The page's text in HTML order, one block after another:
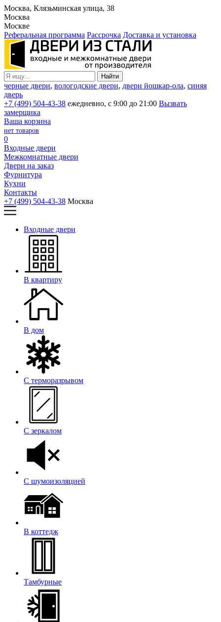
Москва, Клязьминская улица, 38
Москва
Москве
Реферальная программа Рассрочка Доставка и установка
черные двери, вологодские двери, двери йошкар-ола, синяя
дверь
+7 (499) 504-43-38 ежедневно, с 9:00 до 21:00 Вызвать
замерщика
Ваша корзина
нет товаров
0
Входные двери
Межкомнатные двери
Двери на заказ
Фурнитура
Кухни
Контакты
+7 (499) 504-43-38 Москва
Входные двери
В квартиру
В дом
С терморазрывом
С зеркалом
С шумоизоляцией
В коттедж
Тамбурные